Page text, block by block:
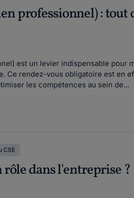
professionnel) : tout
est un levier indispensable pour
Ce rendez-vous obligatoire est en
les compétences au sein de...
CSE
rôle dans l'entreprise ?